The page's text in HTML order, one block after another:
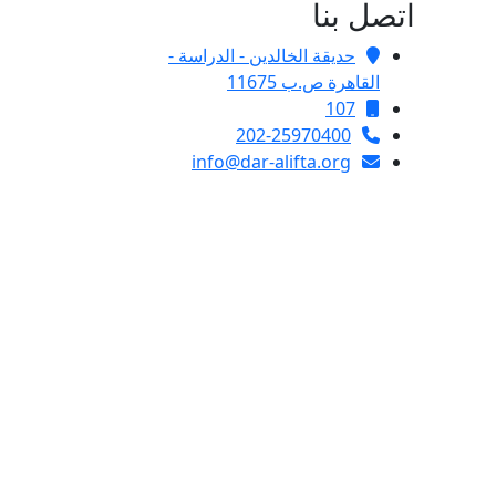
اتصل بنا
حديقة الخالدين - الدراسة -
القاهرة ص.ب 11675
107
202-25970400
info@dar-alifta.org